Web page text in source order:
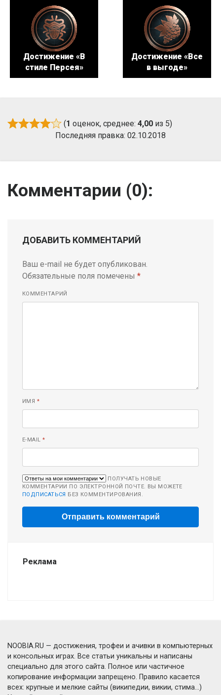
Достижение «В
стиле Персея»
Достижение «Все
в выгоде»
(1 оценок, среднее: 4,00 из 5)
Последняя правка: 02.10.2018
Комментарии (0):
ДОБАВИТЬ КОММЕНТАРИЙ
Ваш e-mail не будет опубликован.
Обязательные поля помечены *
КОММЕНТАРИЙ
ИМЯ *
E-MAIL*
ПОЛУЧАТЬ НОВЫЕ
КОММЕНТАРИИ ПО ЭЛЕКТРОННОЙ ПОЧТЕ. ВЫ МОЖЕТЕ
ПОДПИСАТЬСЯ БЕЗ КОММЕНТИРОВАНИЯ.
Реклама
NOOBIA.RU — достижения, трофеи и ачивки в компьютерных
и консольных играх. Все статьи уникальны и написаны
специально для этого сайта. Полное или частичное
копирование информации запрещено. Правило касается
всех: крупные и мелкие сайты (википедии, викии, стима...)